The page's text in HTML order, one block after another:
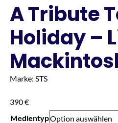
A Tribute
Holiday –
Marke: STS
390€
Medientyp